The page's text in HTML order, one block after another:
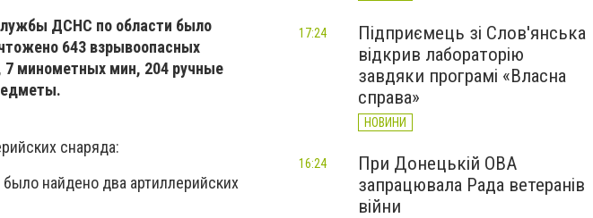
ДСНС по области было
643 взрывоопасных
7 минометных мин, 204 ручные
снаряда:
найдено два артиллерийских
Підприємець зі Слов'янська
відкрив лабораторію
завдяки програмі «Власна
справа»
НОВИНИ
17:24
При Донецькій ОВА
запрацювала Рада ветеранів
війни
16:24